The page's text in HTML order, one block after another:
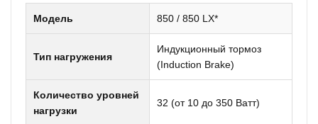
Модель 850 / 850 LX*
Тип нагружения
Индукционный тормоз
(Induction Brake)
Количество уровней
нагрузки
32 (от 10 до 350 Ватт)